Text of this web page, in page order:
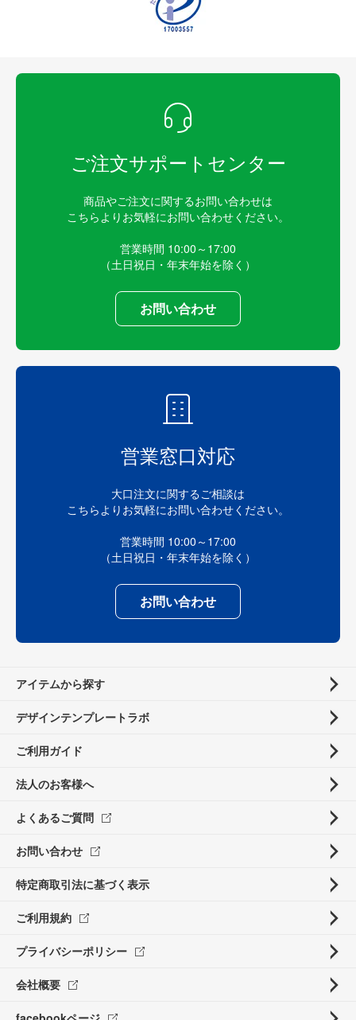
ご注文サポートセンター
商品やご注文に関するお問い合わせは
こちらよりお気軽にお問い合わせください。
営業時間 10:00～17:00
（土日祝日・年末年始を除く）
お問い合わせ
営業窓口対応
大口注文に関するご相談は
こちらよりお気軽にお問い合わせください。
営業時間 10:00～17:00
（土日祝日・年末年始を除く）
お問い合わせ
アイテムから探す
デザインテンプレートラボ
ご利用ガイド
法人のお客様へ
よくあるご質問
お問い合わせ
特定商取引法に基づく表示
ご利用規約
プライバシーポリシー
会社概要